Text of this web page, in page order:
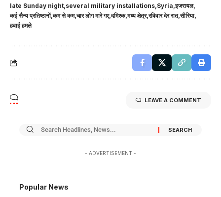
late Sunday night several military installations Syria इजरायल
कई सैन्य प्रतिष्ठानों कम से कम चार लोग मारे गए दमिश्क मध्य क्षेत्र रविवार देर रात सीरिया
हवाई हमले
LEAVE A COMMENT
- ADVERTISEMENT -
Popular News